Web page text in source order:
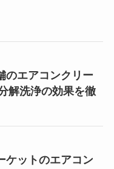
のエアコンクリー
解洗浄の効果を徹
ケットのエアコン